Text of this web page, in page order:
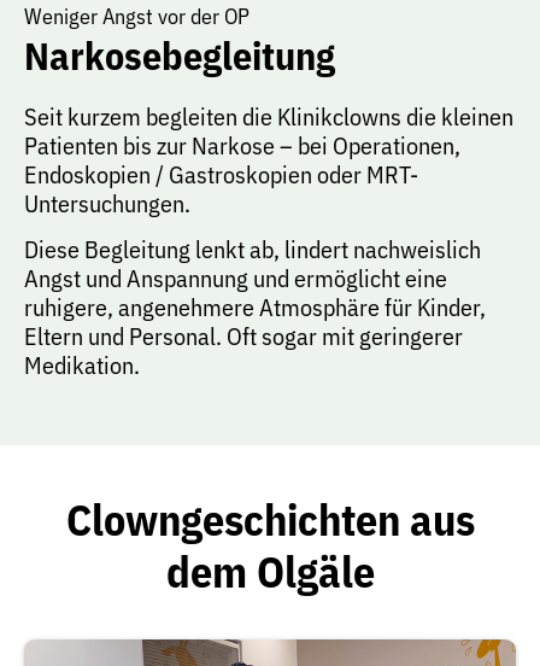
Weniger Angst vor der OP
Narkosebegleitung
Seit kurzem begleiten die Klinikclowns die kleinen
Patienten bis zur Narkose – bei Operationen,
Endoskopien / Gastroskopien oder MRT-
Untersuchungen.
Diese Begleitung lenkt ab, lindert nachweislich
Angst und Anspannung und ermöglicht eine
ruhigere, angenehmere Atmosphäre für Kinder,
Eltern und Personal. Oft sogar mit geringerer
Medikation.
Clowngeschichten aus
dem Olgäle